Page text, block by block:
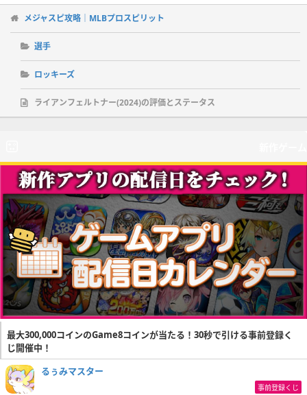
メジャスピ攻略｜MLBプロスピリット
選手
ロッキーズ
ライアンフェルトナー(2024)の評価とステータス
最大300,000コインのGame8コインが当たる！30秒で引ける事前登録く
じ開催中！
るぅみマスター
事前登録くじ